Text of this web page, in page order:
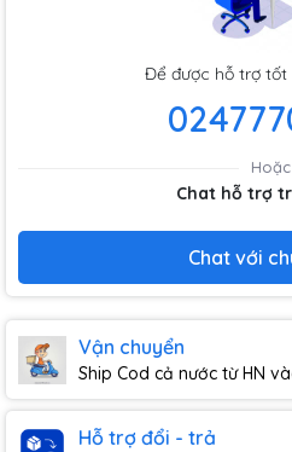
Để được hỗ trợ tốt
Hoặc
Chat hỗ trợ
Chat với
Vận chuyển
Ship Cod cả nước từ HN
Hỗ trợ đổi - trả